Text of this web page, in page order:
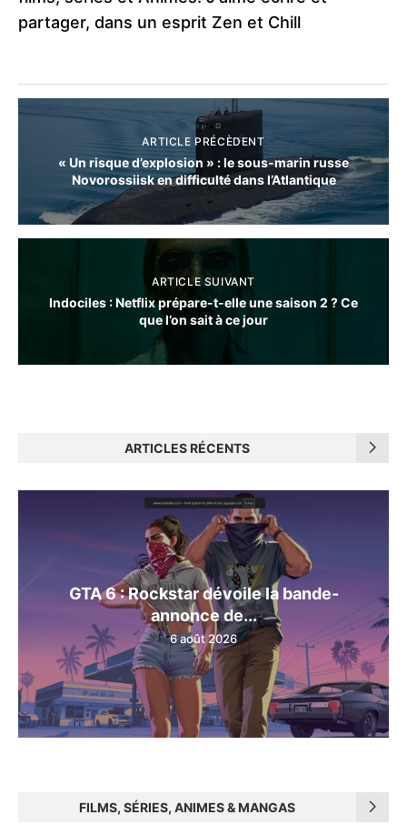
partager, dans un esprit Zen et Chill
ARTICLE PRÉCÈDENT
« Un risque d’explosion » : le sous‑marin russe
Novorossiisk en difficulté dans l’Atlantique
ARTICLE SUIVANT
Indociles : Netflix prépare-t-elle une saison 2 ? Ce
que l’on sait à ce jour
ARTICLES RÉCENTS
GTA 6 : Rockstar dévoile la bande-
annonce de...
6 août 2026
FILMS, SÉRIES, ANIMES & MANGAS